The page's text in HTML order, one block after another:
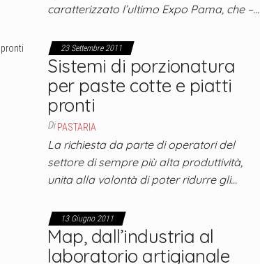
caratterizzato l’ultimo Expo Pama, che –…
23 Settembre 2011
Sistemi di porzionatura
per paste cotte e piatti
pronti
Di PASTARIA
La richiesta da parte di operatori del
settore di sempre più alta produttività,
unita alla volontà di poter ridurre gli…
13 Giugno 2011
Map, dall’industria al
laboratorio artigianale